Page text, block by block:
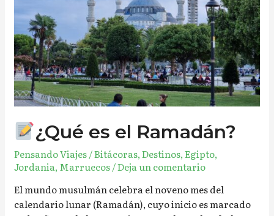
¿Qué es el Ramadán?
Pensando Viajes/Bitácoras,Destinos,Egipto,
Jordania, Marruecos/Deja un comentario
El mundo musulmán celebra el noveno mes del
calendario lunar (Ramadán), cuyo inicio es marcado